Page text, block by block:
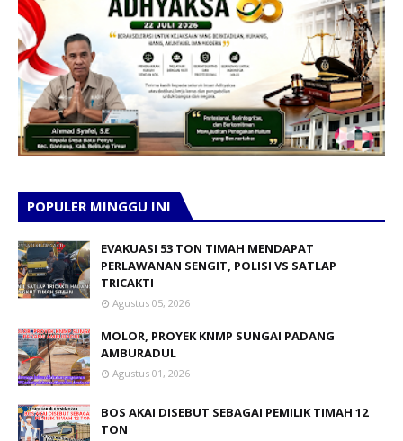
POPULER MINGGU INI
EVAKUASI 53 TON TIMAH MENDAPAT
PERLAWANAN SENGIT, POLISI VS SATLAP
TRICAKTI
Agustus 05, 2026
MOLOR, PROYEK KNMP SUNGAI PADANG
AMBURADUL
Agustus 01, 2026
BOS AKAI DISEBUT SEBAGAI PEMILIK TIMAH 12
TON